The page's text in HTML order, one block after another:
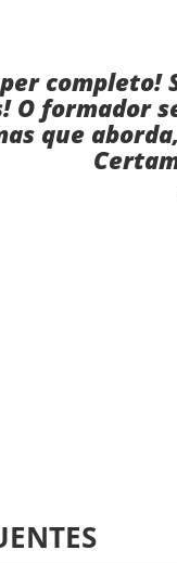
completo!
O formador
que